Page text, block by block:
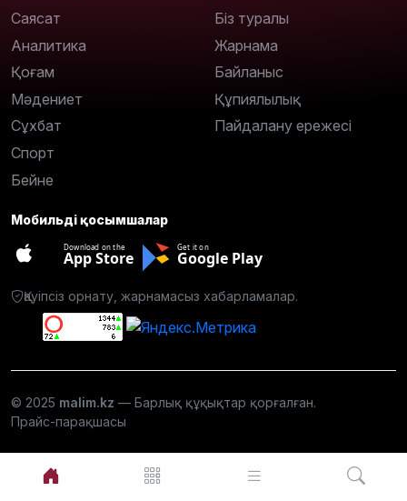
Саясат
Аналитика
Қоғам
Мәдениет
Сұхбат
Спорт
Бейне
Біз туралы
Жарнама
Байланыс
Құпиялылық
Пайдалану ережесі
Мобильді қосымшалар
Download on the
App Store
Get it on
Google Play
Қауіпсіз орнату, жарнамасыз хабарламалар.
© 2025 malim.kz — Барлық құқықтар қорғалған.
Прайс-парақшасы